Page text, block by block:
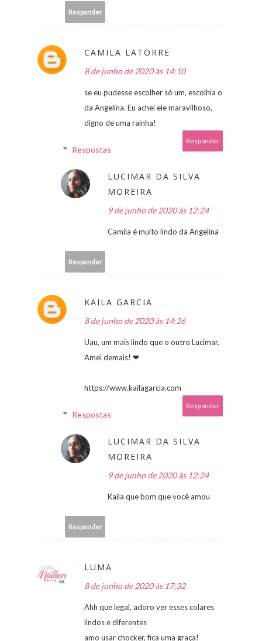
Responder
CAMILA LATORRE
8 de junho de 2020 às 14:10
se eu pudesse escolher só um, escolhia o
da Angelina. Eu achei ele maravilhoso,
digno de uma rainha!
Responder
Respostas
LUCIMAR DA SILVA
MOREIRA
9 de junho de 2020 às 12:24
Camila é muito lindo da Angelina
Responder
KAILA GARCIA
8 de junho de 2020 às 14:26
Uau, um mais lindo que o outro Lucimar.
Amei demais! ❤
https://www.kailagarcia.com
Responder
Respostas
LUCIMAR DA SILVA
MOREIRA
9 de junho de 2020 às 12:24
Kaila que bom que você amou
Responder
LUMA
8 de junho de 2020 às 17:32
Ahh que legal, adoro ver esses colares
lindos e diferentes
amo usar chocker, fica uma graça!